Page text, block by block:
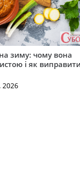
зиму: чому вона
і як виправити
2026